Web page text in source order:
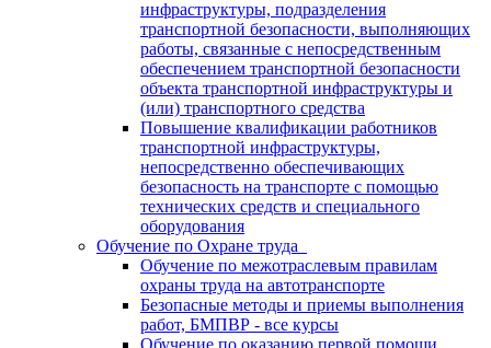
инфраструктуры, подразделения
транспортной безопасности, выполняющих
работы, связанные с непосредственным
обеспечением транспортной безопасности
объекта транспортной инфраструктуры и
(или) транспортного средства
Повышение квалификации работников
транспортной инфраструктуры,
непосредственно обеспечивающих
безопасность на транспорте с помощью
технических средств и специального
оборудования
Обучение по Охране труда
Обучение по межотраслевым правилам
охраны труда на автотранспорте
Безопасные методы и приемы выполнения
работ, БМПВР - все курсы
Обучение по оказанию первой помощи